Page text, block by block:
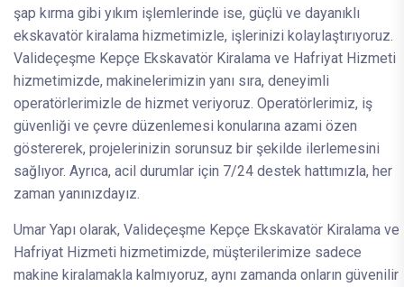
şap kırma gibi yıkım işlemlerinde ise, güçlü ve dayanıklı
ekskavatör kiralama hizmetimizle, işlerinizi kolaylaştırıyoruz.
Valideçeşme Kepçe Ekskavatör Kiralama ve Hafriyat Hizmeti
hizmetimizde, makinelerimizin yanı sıra, deneyimli
operatörlerimizle de hizmet veriyoruz. Operatörlerimiz, iş
güvenliği ve çevre düzenlemesi konularına azami özen
göstererek, projelerinizin sorunsuz bir şekilde ilerlemesini
sağlıyor. Ayrıca, acil durumlar için 7/24 destek hattımızla, her
zaman yanınızdayız.
Umar Yapı olarak, Valideçeşme Kepçe Ekskavatör Kiralama ve
Hafriyat Hizmeti hizmetimizde, müşterilerimize sadece
makine kiralamakla kalmıyoruz, aynı zamanda onların güvenilir